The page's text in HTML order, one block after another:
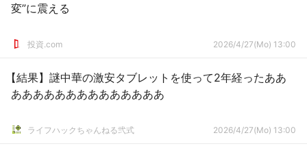
変”に震える
投資.com 2026/4/27(Mo) 13:00
【結果】謎中華の激安タブレットを使って2年経ったああ
ああああああああああああああ
ライフハックちゃんねる弐式 2026/4/27(Mo) 13:00